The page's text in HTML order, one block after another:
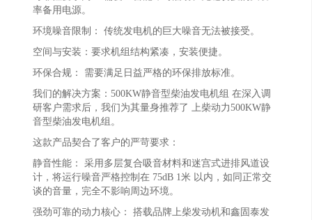
率备用电源。
环境噪音限制： 传统发电机的巨大噪音无法被接受。
空间与安装：要求机组结构紧凑，安装便捷。
环保合规： 需要满足日益严格的环保排放标准。
我们的解决方案：500KW静音型柴油发电机组 在深入调
研客户需求后，我们为其量身推荐了 上柴动力500KW静
音型柴油发电机组。
这款产品契合了客户的严苛要求：
静音性能： 采用多层复合吸音材料和迷宫式进排风道设
计，将运行噪音严格控制在 75dB 1米 以内，如同正常交
谈的音量，完全不影响周边环境。
强劲可靠的动力核心： 搭载品牌上柴发动机和鑫固泰发